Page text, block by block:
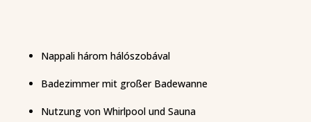
Nappali három hálószobával
Badezimmer mit großer Badewanne
Nutzung von Whirlpool und Sauna